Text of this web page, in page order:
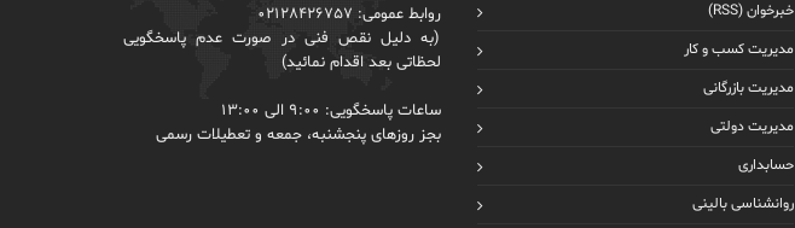
خبرخوان (RSS)
مدیریت کسب و کار
مدیریت بازرگانی
مدیریت دولتی
حسابداری
روانشناسی بالینی
روابط عمومی: 02128426757
(به دلیل نقص فنی در صورت عدم پاسخگویی
لحظاتی بعد اقدام نمائید)
ساعات پاسخگویی: 9:00 الی 13:00
بجز روزهای پنجشنبه، جمعه و تعطیلات رسمی